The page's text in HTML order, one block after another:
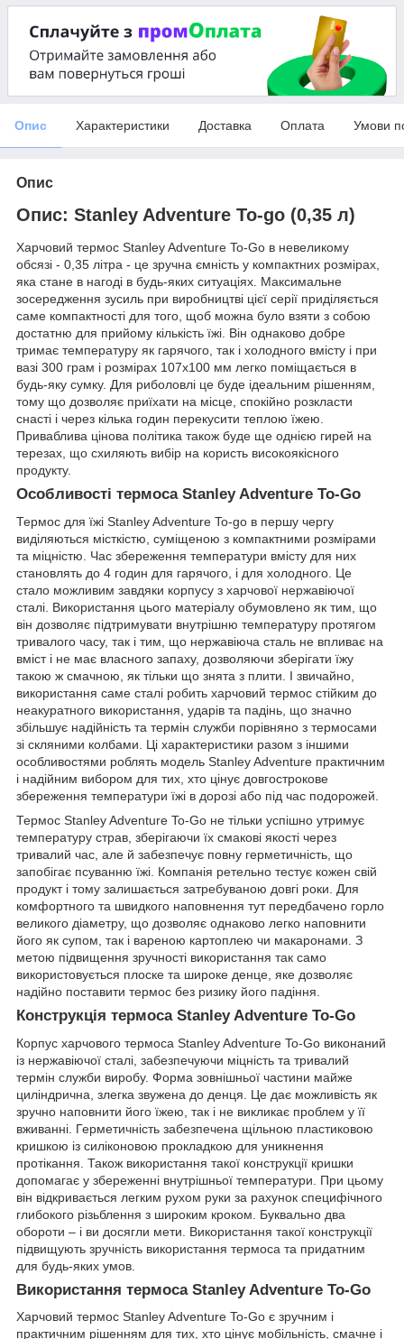
Опис Характеристики Доставка Оплата Умови
Опис
Опис: Stanley Adventure To-go (0,35 л)
Харчовий термос Stanley Adventure To-Go в невеликому
обсязі - 0,35 літра - це зручна ємність у компактних розмірах,
яка стане в нагоді в будь-яких ситуаціях. Максимальне
зосередження зусиль при виробництві цієї серії приділяється
саме компактності для того, щоб можна було взяти з собою
достатню для прийому кількість їжі. Він однаково добре
тримає температуру як гарячого, так і холодного вмісту і при
вазі 300 грам і розмірах 107х100 мм легко поміщається в
будь-яку сумку. Для риболовлі це буде ідеальним рішенням,
тому що дозволяє приїхати на місце, спокійно розкласти
снасті і через кілька годин перекусити теплою їжею.
Приваблива цінова політика також буде ще однією гирей на
терезах, що схиляють вибір на користь високоякісного
продукту.
Особливості термоса Stanley Adventure To-Go
Термос для їжі Stanley Adventure To-go в першу чергу
виділяються місткістю, суміщеною з компактними розмірами
та міцністю. Час збереження температури вмісту для них
становлять до 4 годин для гарячого, і для холодного. Це
стало можливим завдяки корпусу з харчової нержавіючої
сталі. Використання цього матеріалу обумовлено як тим, що
він дозволяє підтримувати внутрішню температуру протягом
тривалого часу, так і тим, що нержавіюча сталь не впливає на
вміст і не має власного запаху, дозволяючи зберігати їжу
такою ж смачною, як тільки що знята з плити. І звичайно,
використання саме сталі робить харчовий термос стійким до
неакуратного використання, ударів та падінь, що значно
збільшує надійність та термін служби порівняно з термосами
зі скляними колбами. Ці характеристики разом з іншими
особливостями роблять модель Stanley Adventure практичним
і надійним вибором для тих, хто цінує довгострокове
збереження температури їжі в дорозі або під час подорожей.
Термос Stanley Adventure To-Go не тільки успішно утримує
температуру страв, зберігаючи їх смакові якості через
тривалий час, але й забезпечує повну герметичність, що
запобігає псуванню їжі. Компанія ретельно тестує кожен свій
продукт і тому залишається затребуваною довгі роки. Для
комфортного та швидкого наповнення тут передбачено горло
великого діаметру, що дозволяє однаково легко наповнити
його як супом, так і вареною картоплею чи макаронами. З
метою підвищення зручності використання так само
використовується плоске та широке денце, яке дозволяє
надійно поставити термос без ризику його падіння.
Конструкція термоса Stanley Adventure To-Go
Корпус харчового термоса Stanley Adventure To-Go виконаний
із нержавіючої сталі, забезпечуючи міцність та тривалий
термін служби виробу. Форма зовнішньої частини майже
циліндрична, злегка звужена до денця. Це дає можливість як
зручно наповнити його їжею, так і не викликає проблем у її
вживанні. Герметичність забезпечена щільною пластиковою
кришкою із силіконовою прокладкою для уникнення
протікання. Також використання такої конструкції кришки
допомагає у збереженні внутрішньої температури. При цьому
він відкривається легким рухом руки за рахунок специфічного
глибокого різьблення з широким кроком. Буквально два
обороти – і ви досягли мети. Використання такої конструкції
підвищують зручність використання термоса та придатним
для будь-яких умов.
Використання термоса Stanley Adventure To-Go
Харчовий термос Stanley Adventure To-Go є зручним і
практичним рішенням для тих, хто цінує мобільність, смачне і